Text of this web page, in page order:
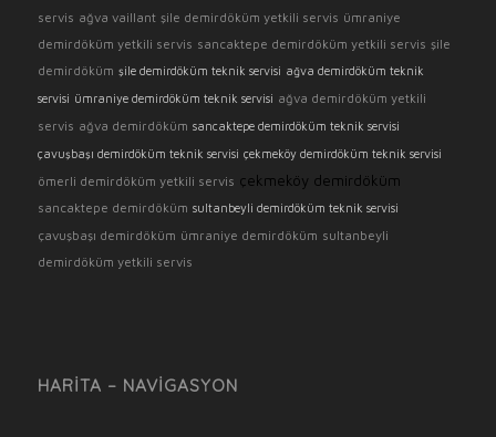
servis ağva vaillant şile demirdöküm yetkili servis ümraniye
demirdöküm yetkili servis sancaktepe demirdöküm yetkili servis şile
demirdöküm şile demirdöküm teknik servisi ağva demirdöküm teknik
servisi ümraniye demirdöküm teknik servisi ağva demirdöküm yetkili
servis ağva demirdöküm sancaktepe demirdöküm teknik servisi
çavuşbaşı demirdöküm teknik servisi çekmeköy demirdöküm teknik servisi
ömerli demirdöküm yetkili servis çekmeköy demirdöküm
sancaktepe demirdöküm sultanbeyli demirdöküm teknik servisi
çavuşbaşı demirdöküm ümraniye demirdöküm sultanbeyli
demirdöküm yetkili servis
HARITA – NAVIGASYON